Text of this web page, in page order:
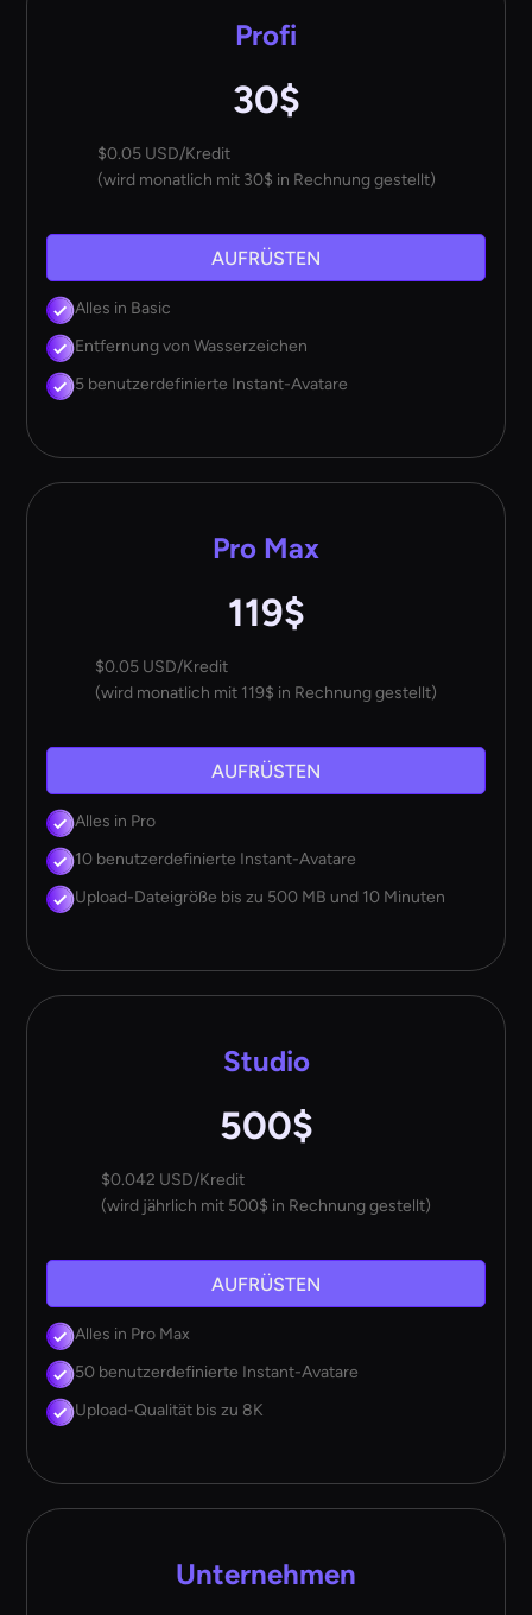
Profi
30$
$0.05 USD/Kredit
(wird monatlich mit 30$ in Rechnung gestellt)
AUFRÜSTEN
Alles in Basic
Entfernung von Wasserzeichen
5 benutzerdefinierte Instant-Avatare
Pro Max
119$
$0.05 USD/Kredit
(wird monatlich mit 119$ in Rechnung gestellt)
AUFRÜSTEN
Alles in Pro
10 benutzerdefinierte Instant-Avatare
Upload-Dateigröße bis zu 500 MB und 10 Minuten
Studio
500$
$0.042 USD/Kredit
(wird jährlich mit 500$ in Rechnung gestellt)
AUFRÜSTEN
Alles in Pro Max
50 benutzerdefinierte Instant-Avatare
Upload-Qualität bis zu 8K
Unternehmen